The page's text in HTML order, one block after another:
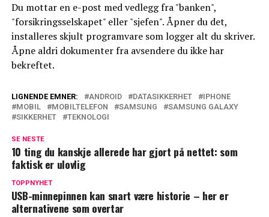
Du mottar en e-post med vedlegg fra "banken",
"forsikringsselskapet" eller "sjefen". Åpner du det,
installeres skjult programvare som logger alt du skriver.
Åpne aldri dokumenter fra avsendere du ikke har
bekreftet.
LIGNENDE EMNER: ANDROID DATASIKKERHET
IPHONE
MOBIL
MOBILTELEFON SAMSUNG
SAMSUNG GALAXY
SIKKERHET
TEKNOLOGI
SE NESTE
10 ting du kanskje allerede har gjort på nettet: som
faktisk er ulovlig
TOPPNYHET
USB-minnepinnen kan snart være historie – her er
alternativene som overtar